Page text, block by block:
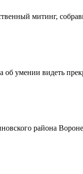
митинг,
об умении видеть
района